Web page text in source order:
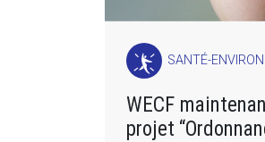
SANTÉ-
WECF
projet